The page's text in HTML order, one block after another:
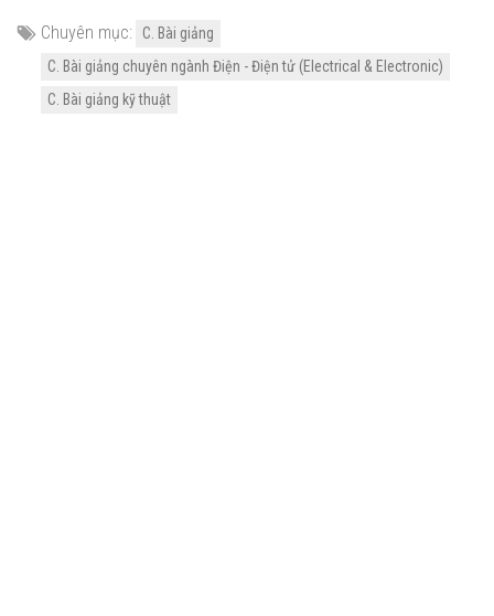
Chuyên mục:
C. Bài giảng
C. Bài giảng chuyên ngành Điện - Điện tử (Electrical & Electronic)
C. Bài giảng kỹ thuật